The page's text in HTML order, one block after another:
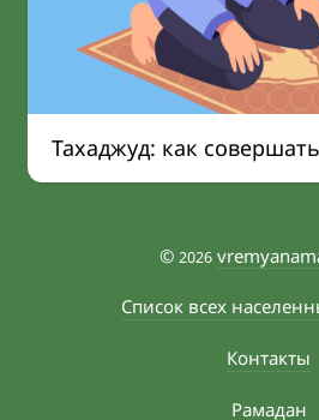
Тахаджуд: как совершать
© 2026
Список всех
Контакты
Рамадан